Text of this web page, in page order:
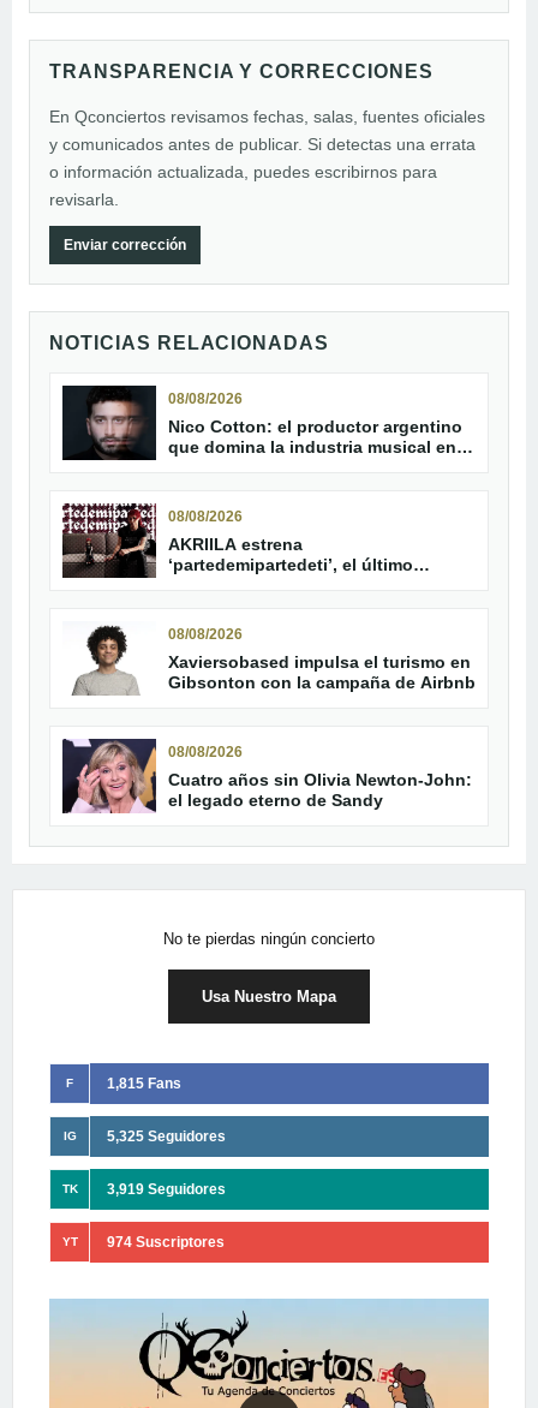
TRANSPARENCIA Y CORRECCIONES
En Qconciertos revisamos fechas, salas, fuentes oficiales
y comunicados antes de publicar. Si detectas una errata
o información actualizada, puedes escribirnos para
revisarla.
Enviar corrección
NOTICIAS RELACIONADAS
08/08/2026
Nico Cotton: el productor argentino
que domina la industria musical en
08/08/2026
AKRIILA estrena
‘partedemipartedeti’, el último
08/08/2026
Xaviersobased impulsa el turismo en
Gibsonton con la campaña de Airbnb
08/08/2026
Cuatro años sin Olivia Newton-John:
el legado eterno de Sandy
No te pierdas ningún concierto
Usa Nuestro Mapa
F 1,815 Fans
IG 5,325 Seguidores
TK 3,919 Seguidores
YT 974 Suscriptores